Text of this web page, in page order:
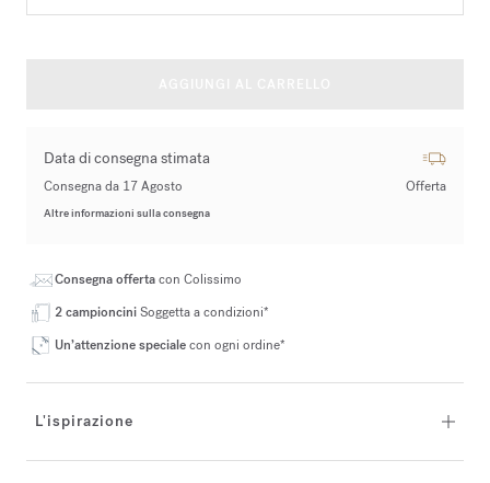
Data di consegna stimata
Consegna da 17 Agosto Offerta
Altre informazioni sulla consegna
Consegna offertacon Colissimo
2 campionciniSoggetta a condizioni*
Un’attenzione specialecon ogni ordine*
L'ispirazione